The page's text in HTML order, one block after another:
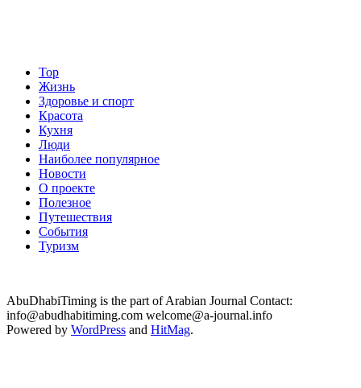
Top
Жизнь
Здоровье и спорт
Красота
Кухня
Люди
Наиболее популярное
Новости
О проекте
Полезное
Путешествия
События
Туризм
AbuDhabiTiming is the part of Arabian Journal Contact:
info@abudhabitiming.com welcome@a-journal.info
Powered by WordPress and HitMag.